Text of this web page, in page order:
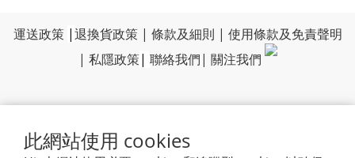
此網站使用 cookies
運送政策 |退換貨政策| 條款及細則 | 使用條款及免責聲明
| 私隱政策| 聯絡我們| 關注我們